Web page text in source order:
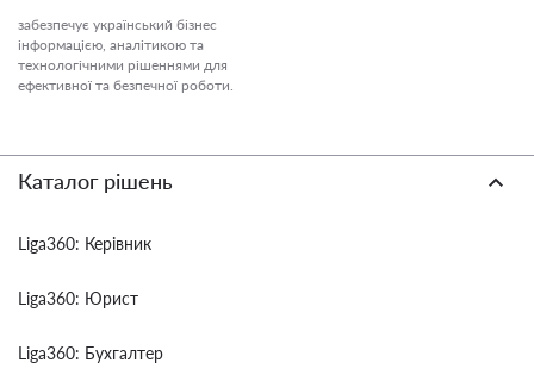
забезпечує український бізнес
інформацією, аналітикою та
технологічними рішеннями для
ефективної та безпечної роботи.
Каталог рішень
Liga360: Керівник
Liga360: Юрист
Liga360: Бухгалтер